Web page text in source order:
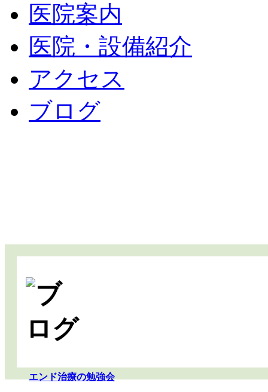
医院案内
医院・設備紹介
アクセス
ブログ
エンド治療の勉強会